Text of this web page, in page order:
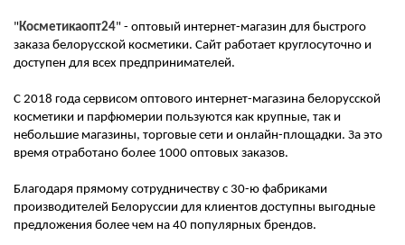
"Косметикаопт24" - оптовый интернет-магазин для быстрого
заказа белорусской косметики. Сайт работает круглосуточно и
доступен для всех предпринимателей.
С 2018 года сервисом оптового интернет-магазина белорусской
косметики и парфюмерии пользуются как крупные, так и
небольшие магазины, торговые сети и онлайн-площадки. За это
время отработано более 1000 оптовых заказов.
Благодаря прямому сотрудничеству с 30-ю фабриками
производителей Белоруссии для клиентов доступны выгодные
предложения более чем на 40 популярных брендов.